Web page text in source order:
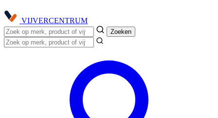
VIJVERCENTRUM
Zoeken